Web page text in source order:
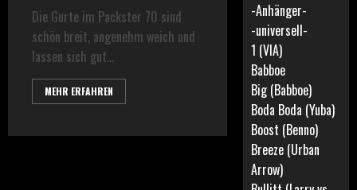
Die Gurte im Packster 70 sind
schön breit, angenehm weich und
lassen sich gut...
MEHR ERFAHREN
-Anhänger-
-universell-
1 (VIA)
Babboe
Big (Babboe)
Boda Boda (Yuba)
Boost (Benno)
Breeze (Urban
Arrow)